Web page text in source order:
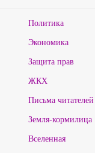
Политика
Экономика
Защита прав
ЖКХ
Письма читателей
Земля-кормилица
Вселенная